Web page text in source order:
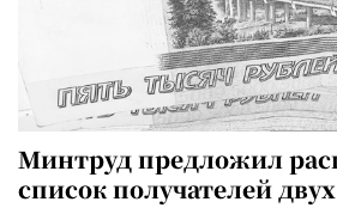
Минтруд предложил
список получателей